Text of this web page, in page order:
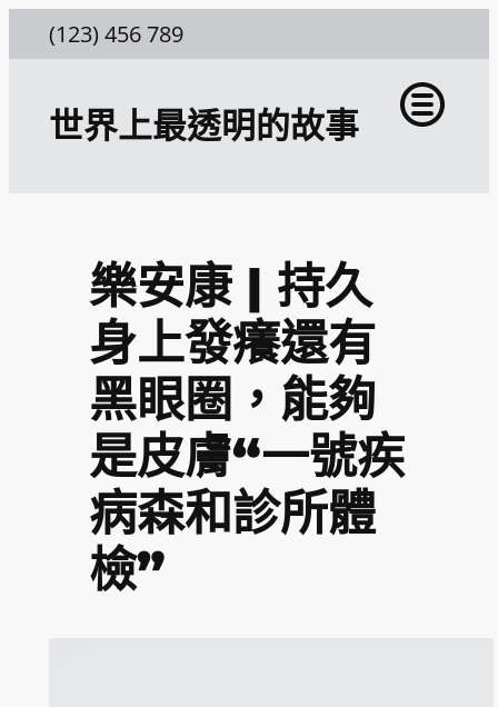
至
(123) 456 789
世界上最透明的故事
樂安康 | 持久
身上發癢還有
黑眼圈，能夠
是皮膚“一號疾
病森和診所體
檢”